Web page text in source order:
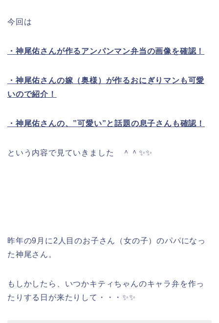
今回は
・神尾佑さんが作るアンパンマン弁当の画像を確認！
・神尾佑さんの嫁（奥様）が作るおにぎりマンも可愛
いので紹介！
・神尾佑さんの、”可愛い”と話題の息子さんも確認！
という内容で見ていきました ＾＾✨✨
昨年の9月に2人目のお子さん（女の子）のパパになっ
た神尾さん。
もしかしたら、いつかキティちゃんのキャラ弁を作っ
たりする日が来たりして・・・✨✨